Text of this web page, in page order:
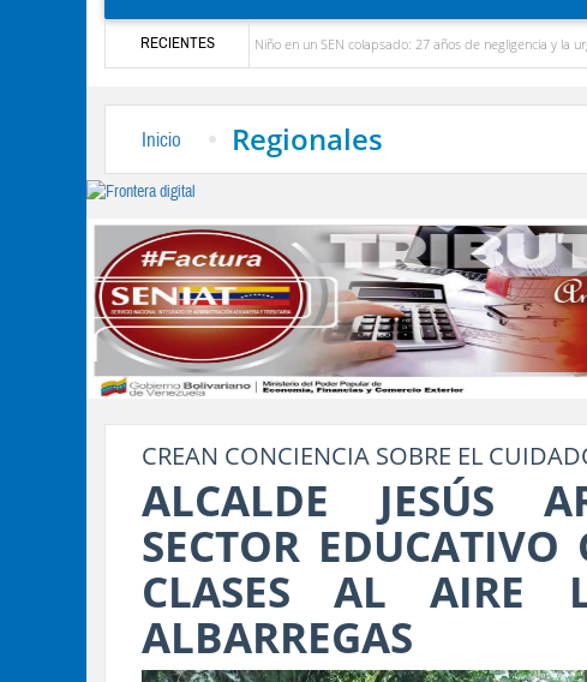
RECIENTES
impacto catastrófico de El Niño en un SEN colapsado: 27 años de negligencia y la urgencia de un
Inicio Regionales
CREAN CONCIENCIA SOBRE EL
ALCALDE JESÚS
SECTOR
CLASES AL AIRE
ALBARREGAS